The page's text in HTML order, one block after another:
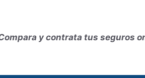
y contrata tus seguros